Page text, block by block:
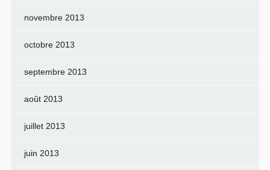
novembre 2013
octobre 2013
septembre 2013
août 2013
juillet 2013
juin 2013